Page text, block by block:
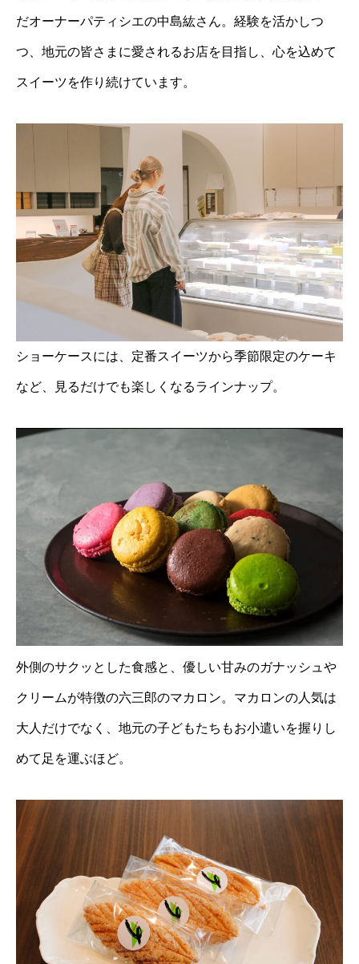
だオーナーパティシエの中島紘さん。経験を活かしつ
つ、地元の皆さまに愛されるお店を目指し、心を込めて
スイーツを作り続けています。
ショーケースには、定番スイーツから季節限定のケーキ
など、見るだけでも楽しくなるラインナップ。
外側のサクッとした食感と、優しい甘みのガナッシュや
クリームが特徴の六三郎のマカロン。マカロンの人気は
大人だけでなく、地元の子どもたちもお小遣いを握りし
めて足を運ぶほど。